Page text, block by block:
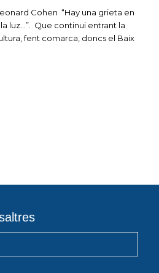
Cohen “Hay una grieta en
luz…”. Que continui entrant la
fent comarca, doncs el Baix